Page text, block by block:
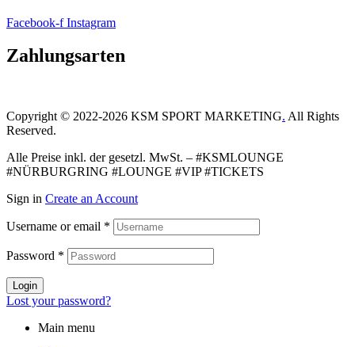
Facebook-f Instagram
Zahlungsarten
Copyright © 2022-2026 KSM SPORT MARKETING. All Rights
Reserved.
Alle Preise inkl. der gesetzl. MwSt. – #KSMLOUNGE
#NÜRBURGRING #LOUNGE #VIP #TICKETS
Sign in Create an Account
Username or email *
Password *
Login
Lost your password?
Main menu